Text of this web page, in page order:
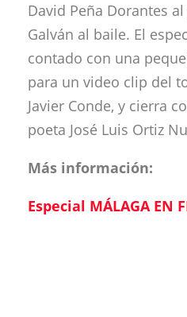
David Peña Dorantes
Galván al baile. El
contado con una
para un video clip del
Javier Conde, y cierra
poeta José Luis Ortiz
Más información:
Especial MÁLAGA EN